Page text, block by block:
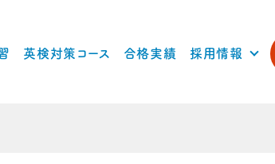
英検対策コース 合格実績 採用情報